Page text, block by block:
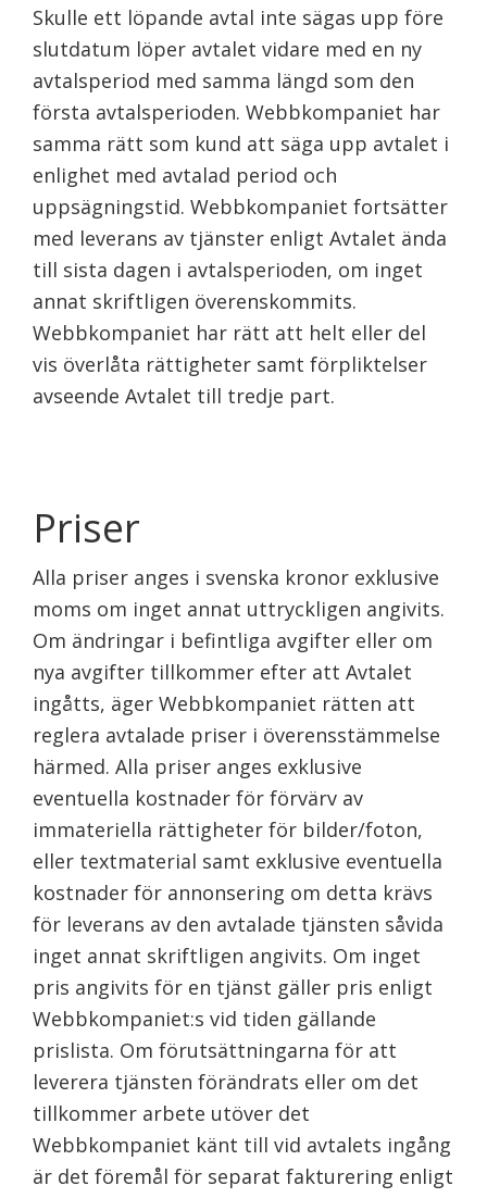
Skulle ett löpande avtal inte sägas upp före
slutdatum löper avtalet vidare med en ny
avtalsperiod med samma längd som den
första avtalsperioden. Webbkompaniet har
samma rätt som kund att säga upp avtalet i
enlighet med avtalad period och
uppsägningstid. Webbkompaniet fortsätter
med leverans av tjänster enligt Avtalet ända
till sista dagen i avtalsperioden, om inget
annat skriftligen överenskommits.
Webbkompaniet har rätt att helt eller del
vis överlåta rättigheter samt förpliktelser
avseende Avtalet till tredje part.
Priser
Alla priser anges i svenska kronor exklusive
moms om inget annat uttryckligen angivits.
Om ändringar i befintliga avgifter eller om
nya avgifter tillkommer efter att Avtalet
ingåtts, äger Webbkompaniet rätten att
reglera avtalade priser i överensstämmelse
härmed. Alla priser anges exklusive
eventuella kostnader för förvärv av
immateriella rättigheter för bilder/foton,
eller textmaterial samt exklusive eventuella
kostnader för annonsering om detta krävs
för leverans av den avtalade tjänsten såvida
inget annat skriftligen angivits. Om inget
pris angivits för en tjänst gäller pris enligt
Webbkompaniet:s vid tiden gällande
prislista. Om förutsättningarna för att
leverera tjänsten förändrats eller om det
tillkommer arbete utöver det
Webbkompaniet känt till vid avtalets ingång
är det föremål för separat fakturering enligt